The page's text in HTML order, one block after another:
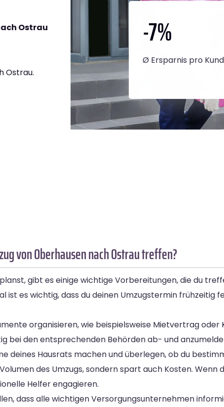
Ostrau
Ostrau.
-7%
Ø Ersparnis pro
von Oberhausen nach Ostrau treffen?
gibt es einige wichtige Vorbereitungen, die du
ist es wichtig, dass du deinen Umzugstermin frühzeitig
organisieren, wie beispielsweise Mietvertrag
bei den entsprechenden Behörden ab- und
deines Hausrats machen und überlegen, ob du
des Umzugs, sondern spart auch Kosten. Wenn
Helfer engagieren.
dass alle wichtigen Versorgungsunternehmen